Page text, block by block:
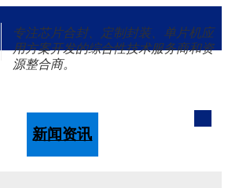
专注芯片合封、定制封装、单片机应
用方案开发的综合性技术服务商和资
源整合商。
新闻资讯